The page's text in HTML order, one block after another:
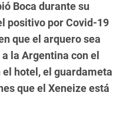
Boca durante su
positivo por Covid-19
que el arquero sea
la Argentina con el
hotel, el guardameta
que el Xeneize está